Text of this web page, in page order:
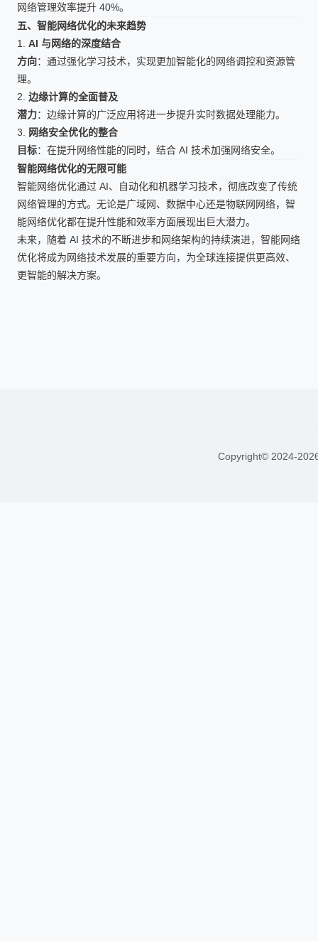
网络管理效率提升 40%。
五、智能网络优化的未来趋势
1. AI 与网络的深度结合
方向：通过强化学习技术，实现更加智能化的网络调控和资源管
理。
2. 边缘计算的全面普及
潜力：边缘计算的广泛应用将进一步提升实时数据处理能力。
3. 网络安全优化的整合
目标：在提升网络性能的同时，结合 AI 技术加强网络安全。
智能网络优化的无限可能
智能网络优化通过 AI、自动化和机器学习技术，彻底改变了传统
网络管理的方式。无论是广域网、数据中心还是物联网网络，智
能网络优化都在提升性能和效率方面展现出巨大潜力。
未来，随着 AI 技术的不断进步和网络架构的持续演进，智能网络
优化将成为网络技术发展的重要方向，为全球连接提供更高效、
更智能的解决方案。
Copyright© 2024-